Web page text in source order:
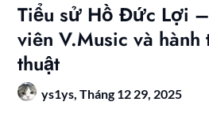
Tiểu sử Hồ Đức Lợi
viên V.Music và hành
thuật
ys1ys,Tháng 12 29, 2025